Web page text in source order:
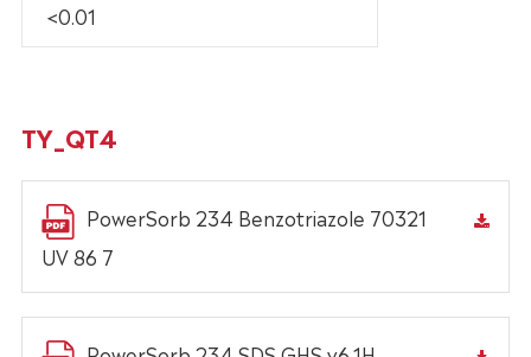
<0.01
TY_QT4
PowerSorb 234 Benzotriazole 70321
UV 86 7